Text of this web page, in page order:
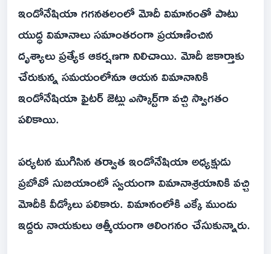
ఇండోనేషియా గగనతలంలో మోదీ విమానంతో పాటు
యుద్ధ విమానాలు సమాంతరంగా ప్రయాణించిన
దృశ్యాలు ప్రత్యేక ఆకర్షణగా నిలిచాయి. మోదీ జకార్తాకు
చేరుకున్న సమయంలోనూ ఆయన విమానానికి
ఇండోనేషియా ఫైటర్‌ జెట్లు ఎస్కార్ట్‌గా వచ్చి స్వాగతం
పలికాయి.
పర్యటన ముగిసిన తర్వాత ఇండోనేషియా అధ్యక్షుడు
ప్రబోవో సుబియాంటో స్వయంగా విమానాశ్రయానికి వచ్చి
మోదీకి వీడ్కోలు పలికారు. విమానంలోకి ఎక్కే ముందు
ఇద్దరు నాయకులు ఆత్మీయంగా ఆలింగనం చేసుకున్నారు.